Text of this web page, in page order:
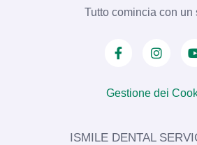
Tutto comincia con un
Gestione dei
ISMILE DENTAL